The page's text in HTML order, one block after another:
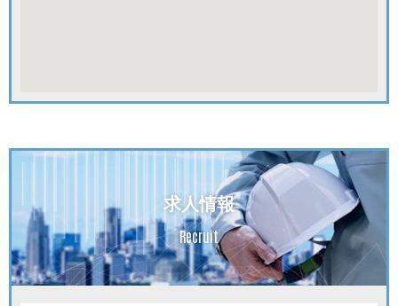
求人情報
Recruit